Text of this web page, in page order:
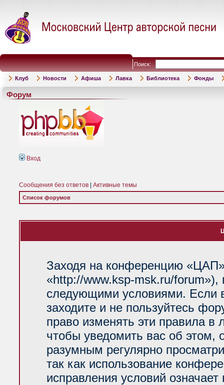
Поиск:
Клуб Новости Афиша Лавка Библиотека Фонды
Форум
Вход
Сообщения без ответов Активные темы
Список форумов
Заходя на конференцию
«http://www.ksp-msk.ru/forum»),
следующими условиями. Если
заходите и не пользуйтесь
право изменять эти правила
чтобы уведомить вас об
разумным регулярно
так как использование
исправления условий